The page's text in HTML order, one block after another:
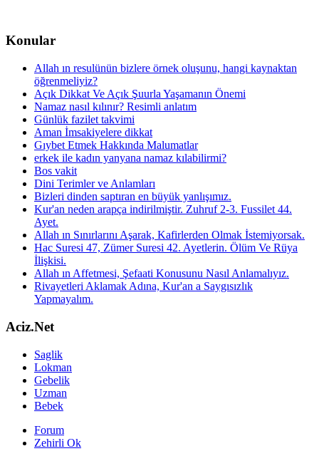
Konular
Allah ın resulünün bizlere örnek oluşunu, hangi kaynaktan
öğrenmeliyiz?
Açık Dikkat Ve Açık Şuurla Yaşamanın Önemi
Namaz nasıl kılınır? Resimli anlatım
Günlük fazilet takvimi
Aman İmsakiyelere dikkat
Gıybet Etmek Hakkında Malumatlar
erkek ile kadın yanyana namaz kılabilirmi?
Bos vakit
Dini Terimler ve Anlamları
Bizleri dinden saptıran en büyük yanlışımız.
Kur'an neden arapça indirilmiştir. Zuhruf 2-3. Fussilet 44.
Ayet.
Allah ın Sınırlarını Aşarak, Kafirlerden Olmak İstemiyorsak.
Hac Suresi 47, Zümer Suresi 42. Ayetlerin. Ölüm Ve Rüya
İlişkisi.
Allah ın Affetmesi, Şefaati Konusunu Nasıl Anlamalıyız.
Rivayetleri Aklamak Adına, Kur'an a Saygısızlık
Yapmayalım.
Aciz.Net
Saglik
Lokman
Gebelik
Uzman
Bebek
Forum
Zehirli Ok